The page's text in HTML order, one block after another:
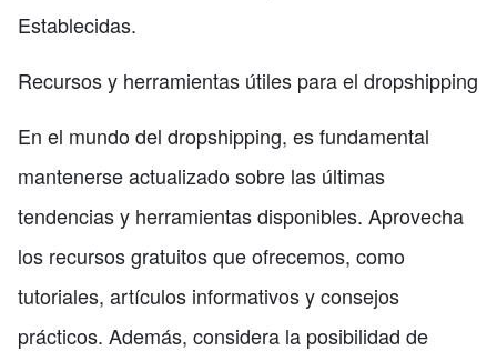
Establecidas.
Recursos y herramientas útiles para el dropshipping
En el mundo del dropshipping, es fundamental
mantenerse actualizado sobre las últimas
tendencias y herramientas disponibles. Aprovecha
los recursos gratuitos que ofrecemos, como
tutoriales, artículos informativos y consejos
prácticos. Además, considera la posibilidad de